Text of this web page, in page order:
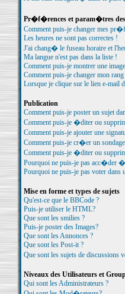
Pr�f�rences et param�tres
Comment puis-je changer mes
Les heures ne sont pas correctes !
J'ai chang� le fuseau horaire et
Ma langue n'est pas dans la liste !
Comment puis-je montrer une
Comment puis-je changer mon rang
Lorsque je clique sur le lien e-mail
Publication
Comment puis-je poster un sujet
Comment puis-je �diter ou
Comment puis-je ajouter une
Comment puis-je cr�er un
Comment puis-je �diter ou
Pourquoi ne puis-je pas acc�der
Pourquoi ne puis-je pas voter dans
Mise en forme et types de sujets
Qu'est-ce que le BBCode ?
Puis-je utiliser le HTML?
Que sont les smilies ?
Puis-je poster des Images?
Que sont les Annonces ?
Que sont les Post-it ?
Que sont les sujets de discussions
Niveaux des Utilisateurs et
Qui sont les Administrateurs ?